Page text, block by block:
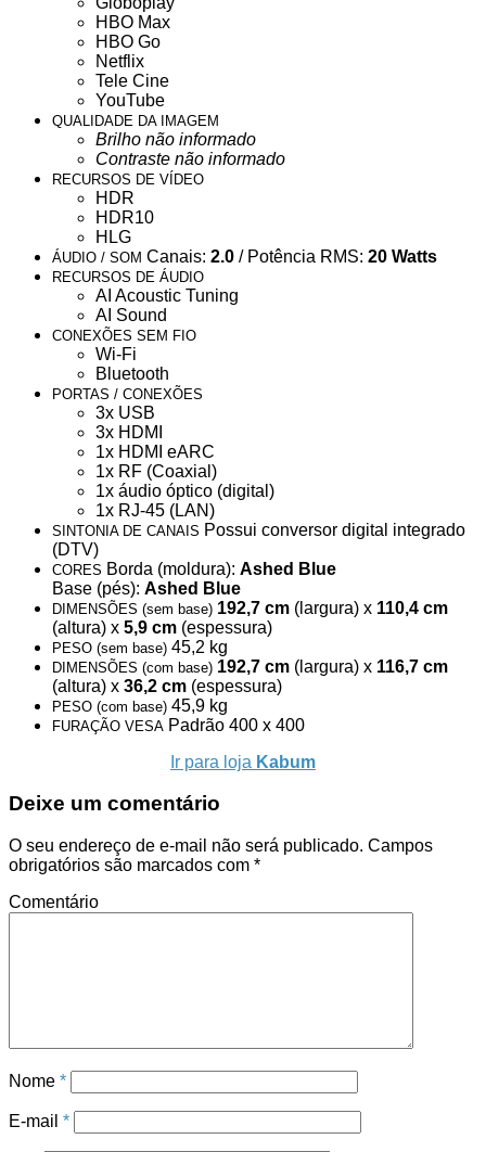
HBO Max
HBO Go
Netflix
Tele Cine
YouTube
QUALIDADE DA IMAGEM
Brilho não informado
Contraste não informado
RECURSOS DE VÍDEO
HDR
HDR10
HLG
ÁUDIO / SOM Canais: 2.0 / Potência RMS: 20 Watts
RECURSOS DE ÁUDIO
AI Acoustic Tuning
AI Sound
CONEXÕES SEM FIO
Wi-Fi
Bluetooth
PORTAS / CONEXÕES
3x USB
3x HDMI
1x HDMI eARC
1x RF (Coaxial)
1x áudio óptico (digital)
1x RJ-45 (LAN)
SINTONIA DE CANAIS Possui conversor digital integrado
(DTV)
CORES Borda (moldura): Ashed Blue
Base (pés): Ashed Blue
DIMENSÕES (sem base) 192,7 cm (largura) x 110,4 cm
(altura) x 5,9 cm (espessura)
PESO (sem base) 45,2 kg
DIMENSÕES (com base) 192,7 cm (largura) x 116,7 cm
(altura) x 36,2 cm (espessura)
PESO (com base) 45,9 kg
FURAÇÃO VESA Padrão 400 x 400
Ir para loja Kabum
Deixe um comentário
O seu endereço de e-mail não será publicado. Campos
obrigatórios são marcados com *
Comentário
Nome *
E-mail *